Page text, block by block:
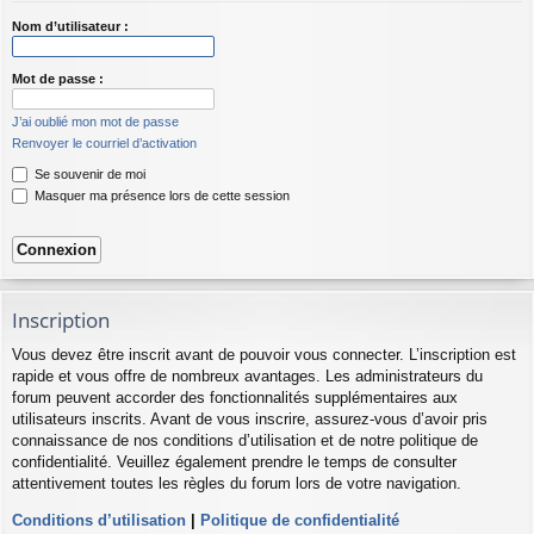
Nom d’utilisateur :
Mot de passe :
J’ai oublié mon mot de passe
Renvoyer le courriel d’activation
Se souvenir de moi
Masquer ma présence lors de cette session
Inscription
Vous devez être inscrit avant de pouvoir vous connecter. L’inscription est
rapide et vous offre de nombreux avantages. Les administrateurs du
forum peuvent accorder des fonctionnalités supplémentaires aux
utilisateurs inscrits. Avant de vous inscrire, assurez-vous d’avoir pris
connaissance de nos conditions d’utilisation et de notre politique de
confidentialité. Veuillez également prendre le temps de consulter
attentivement toutes les règles du forum lors de votre navigation.
Conditions d’utilisation | Politique de confidentialité